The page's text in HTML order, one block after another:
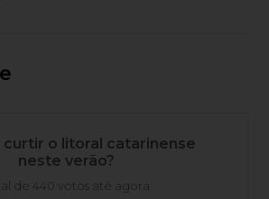
curtir o litoral catarinense
neste verão?
de 440 votos até agora